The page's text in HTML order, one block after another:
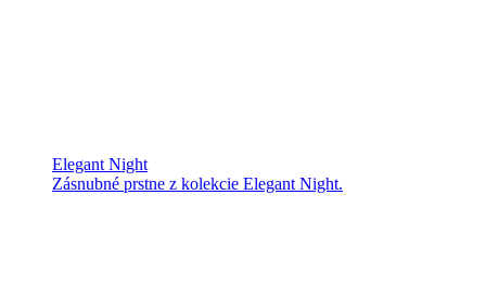
Elegant Night
Zásnubné prstne z kolekcie Elegant Night.